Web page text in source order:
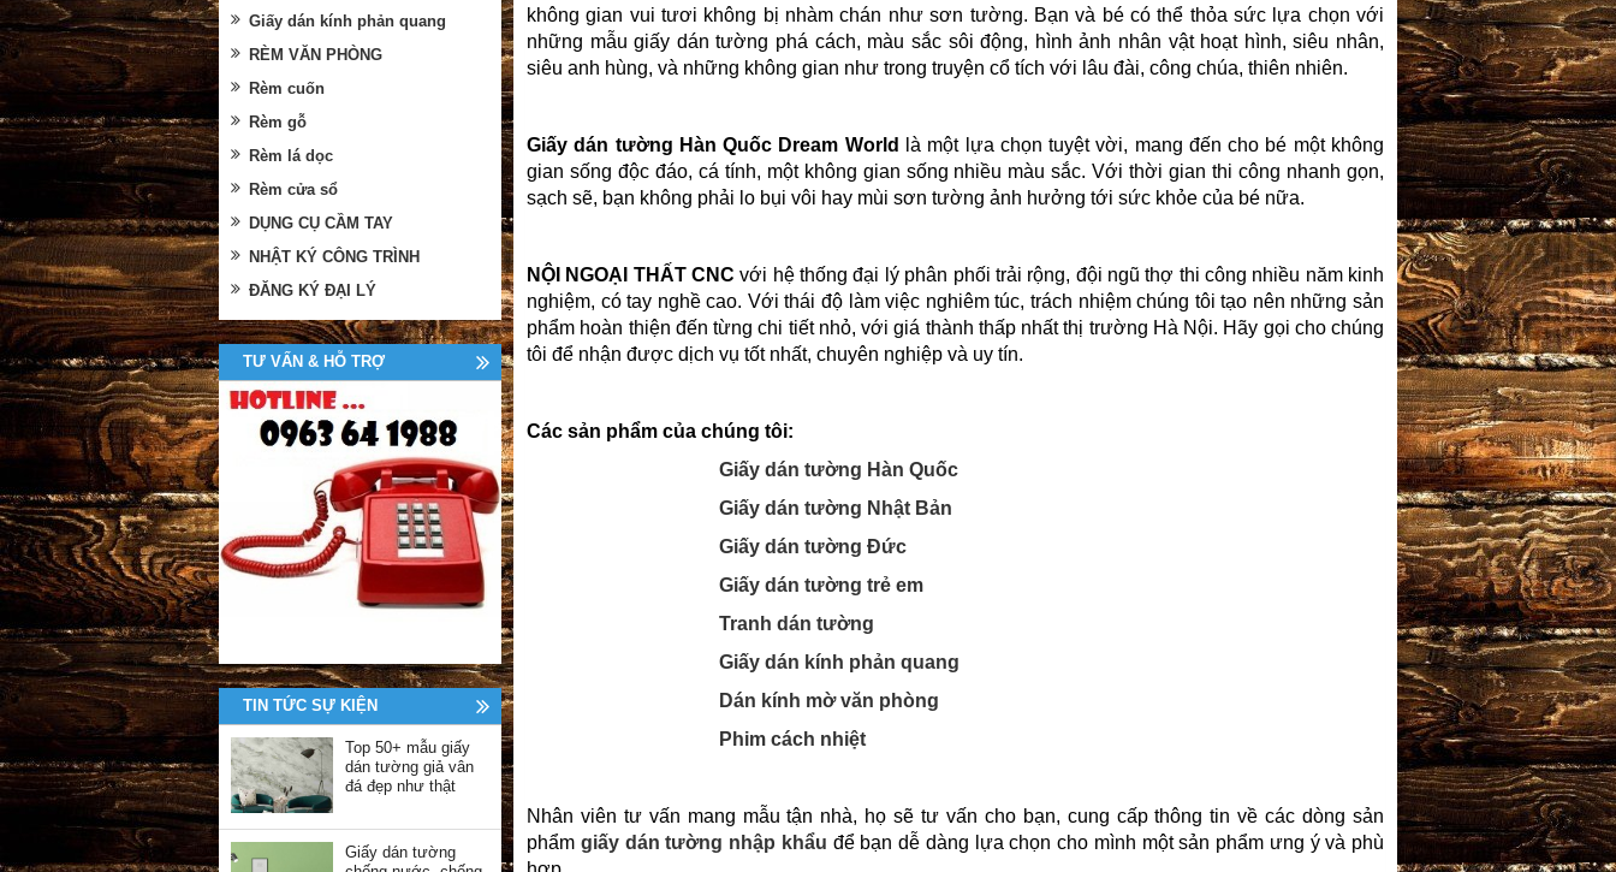
không gian vui tươi không bị nhàm chán như sơn tường. Bạn và bé có thể thỏa sức lựa chọn với
những mẫu giấy dán tường phá cách, màu sắc sôi động, hình ảnh nhân vật hoạt hình, siêu nhân,
siêu anh hùng, và những không gian như trong truyện cổ tích với lâu đài, công chúa, thiên nhiên.
Giấy dán tường Hàn Quốc Dream World
là một lựa chọn tuyệt vời, mang đến cho bé một không
gian sống độc đáo, cá tính, một không gian sống nhiều màu sắc. Với thời gian thi công nhanh gọn,
sạch sẽ, bạn không phải lo bụi vôi hay mùi sơn tường ảnh hưởng tới sức khỏe của bé nữa.
NỘI NGOẠI THẤT CNC với hệ thống đại lý phân phối trải rộng, đội ngũ thợ thi công nhiều năm kinh
nghiệm, có tay nghề cao. Với thái độ làm việc nghiêm túc, trách nhiệm chúng tôi tạo nên những sản
phẩm hoàn thiện đến từng chi tiết nhỏ, với giá thành thấp nhất thị trường Hà Nội. Hãy gọi cho chúng
tôi để nhận được dịch vụ tốt nhất, chuyên nghiệp và uy tín.
Các sản phẩm của chúng tôi:
Giấy dán tường Hàn Quốc
Giấy dán tường Nhật Bản
Giấy dán tường Đức
Giấy dán tường trẻ em
Tranh dán tường
Giấy dán kính phản quang
Dán kính mờ văn phòng
Phim cách nhiệt
Nhân viên tư vấn mang mẫu tận nhà, họ sẽ tư vấn cho bạn, cung cấp thông tin về các dòng sản
phẩm giấy dán tường nhập khẩu để bạn dễ dàng lựa chọn cho mình một sản phẩm ưng ý và phù
Giấy dán kính phản quang
RÈM VĂN PHÒNG
Rèm cuốn
Rèm gỗ
Rèm lá dọc
Rèm cửa sổ
DỤNG CỤ CẦM TAY
NHẬT KÝ CÔNG TRÌNH
ĐĂNG KÝ ĐẠI LÝ
TƯ VẤN & HỖ TRỢ
TIN TỨC SỰ KIỆN
Top 50+ mẫu giấy
dán tường giả vân
đá đẹp như thật
Giấy dán tường